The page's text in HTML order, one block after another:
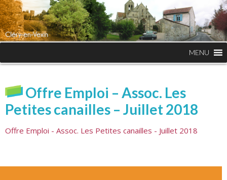
MENU
Offre Emploi – Assoc. Les
Petites canailles – Juillet 2018
Offre Emploi - Assoc. Les Petites canailles - Juillet 2018